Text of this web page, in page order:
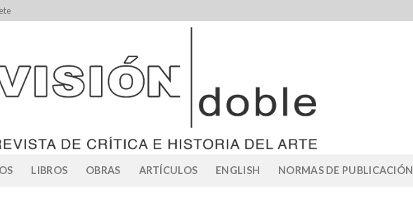
LIBROS OBRAS ARTÍCULOS ENGLISH NORMAS DE PUBLICACIÓN